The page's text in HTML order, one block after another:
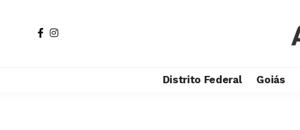
Distrito Federal Goiás